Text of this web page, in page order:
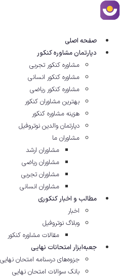
صفحه اصلی
دپارتمان مشاوره کنکور
مشاوره کنکور تجربی
مشاوره کنکور انسانی
مشاوره کنکور ریاضی
بهترین مشاوران کنکور
هزینه مشاوره کنکور
دپارتمان والدین نوتروفیل
مشاوران ما
مشاوران ارشد
مشاوران ریاضی
مشاوران تجربی
مشاوران انسانی
مطالب و اخبار کنکوری
اخبار
وبلاگ نوتروفیل
مقالات مشاوره‌ کنکور
جعبه‌ابزار امتحانات نهایی
جزوه‌های درسنامه امتحان نهایی
بانک سوالات امتحان نهایی